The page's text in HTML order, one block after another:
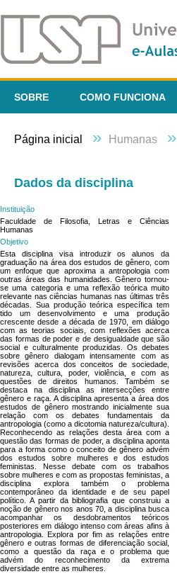
SOBRE COMO FUNCIONA
Página inicial » Humanas »
Dados da disciplina
Instituição
Faculdade de Filosofia, Letras e Ciências
Humanas
Objetivo
Esta disciplina visa introduzir os alunos da
graduação na área dos estudos de gênero, com
um enfoque que aproxima a antropologia com
outras áreas das humanidades. Gênero tornou-
se uma categoria e uma reflexão teórica muito
relevante nas ciências humanas nas últimas três
décadas. Sua produção teórica específica tem
tido um desenvolvimento e uma produção
crescente desde a década de 1970, em diálogo
com as teorias sociais, com reflexões acerca
das formas de poder e de desigualdade que são
social e culturalmente produzidas. Os debates
sobre gênero dialogam intensamente com as
revisões acerca dos conceitos de sociedade,
natureza, cultura, poder, violência, e com as
questões de direitos humanos. Também se
destaca na disciplina as intersecções entre
gênero e raça. A disciplina apresenta a área dos
estudos de gênero mostrando inicialmente sua
relação com os debates fundamentais da
antropologia (como a dicotomia natureza/cultura).
Reconhecendo as relações desta área com a
questão das formas de poder, a disciplina aponta
para a forma como o conceito de gênero advém
dos estudos sobre mulheres e dos estudos
feministas. Nesse debate com os trabalhos
sobre mulheres e com as propostas feministas, a
disciplina explora também o problema
contemporâneo da identidade e de seu papel
político. A partir da bibliografia que construiu a
noção de gênero nos anos 70, a disciplina busca
acompanhar os desdobramentos teóricos
posteriores em diálogo intenso com áreas afins à
antropologia. Explora por fim as relações entre
gênero e outras formas de diferenciação social,
como a questão da raça e o problema que
advém do reconhecimento da extrema
diversidade entre as mulheres.